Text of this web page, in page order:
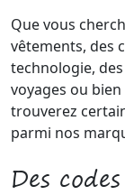
Que vous
vêtements, des
technologie,
voyages ou
trouverez
parmi nos
Des